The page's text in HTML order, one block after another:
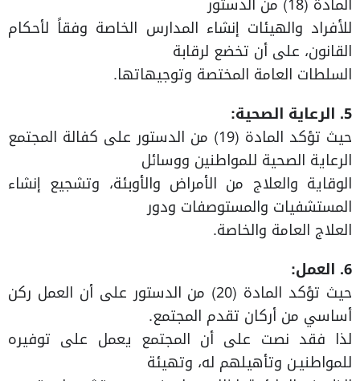
للأفراد والهيئات إنشاء المدارس الخاصة وفقاً لأحكام
القانون، على أن تخضع لرقابة
السلطات العامة المختصة وتوجيهاتها.
5. الرعاية الصحية:
حيث تؤكد المادة (19) من الدستور على كفالة المجتمع
الرعاية الصحية للمواطنين ووسائل
الوقاية والعلاج من الأمراض والأوبئة، وتشجيع إنشاء
المستشفيات والمستوصفات ودور
العلاج العامة والخاصة.
6. العمل:
حيث تؤكد المادة (20) من الدستور على أن العمل ركن
أساسي من أركان تقدم المجتمع.
لذا فقد نصت على أن المجتمع يعمل على توفيره
للمواطنيـن وتأهيلهم له، وتهيئة